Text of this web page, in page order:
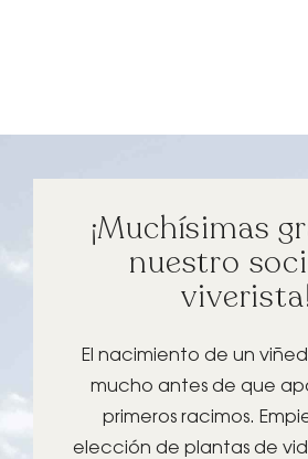
¡Muchísimas
nuestro
El nacimiento de un
mucho antes de que
primeros racimos.
elección de plantas de